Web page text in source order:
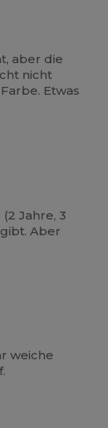
aber die
nicht
Etwas
Jahre, 3
Aber
weiche